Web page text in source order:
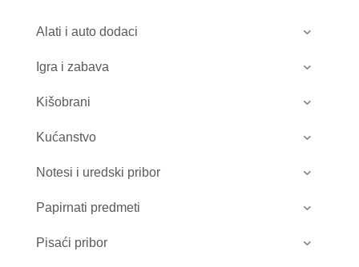
Alati i auto dodaci
Igra i zabava
Kišobrani
Kućanstvo
Notesi i uredski pribor
Papirnati predmeti
Pisaći pribor
do